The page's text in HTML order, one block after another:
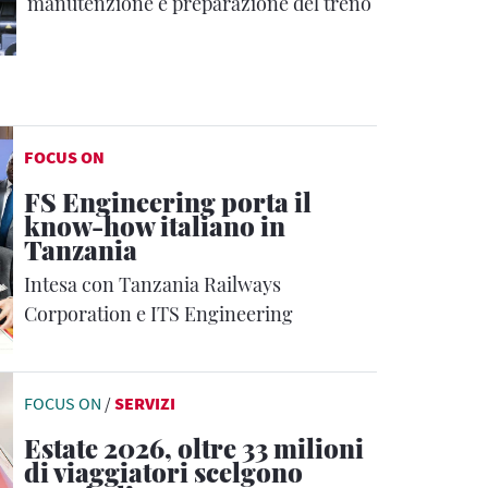
FOCUS ON
FS Engineering porta il
know-how italiano in
Tanzania
Intesa con Tanzania Railways
Corporation e ITS Engineering
FOCUS ON /SERVIZI
Estate 2026, oltre 33 milioni
di viaggiatori scelgono